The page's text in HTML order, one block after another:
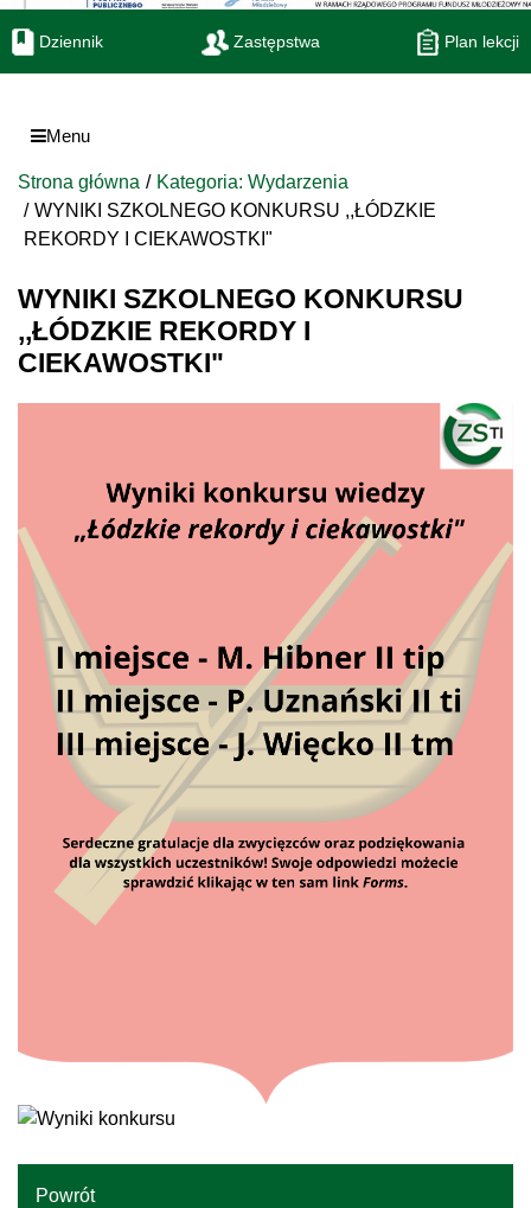
Dziennik Zastępstwa Plan lekcji
Menu
Strona główna
Kategoria: Wydarzenia
WYNIKI SZKOLNEGO KONKURSU ,,ŁÓDZKIE
REKORDY I CIEKAWOSTKI"
WYNIKI SZKOLNEGO KONKURSU
,,ŁÓDZKIE REKORDY I
CIEKAWOSTKI"
Powrót